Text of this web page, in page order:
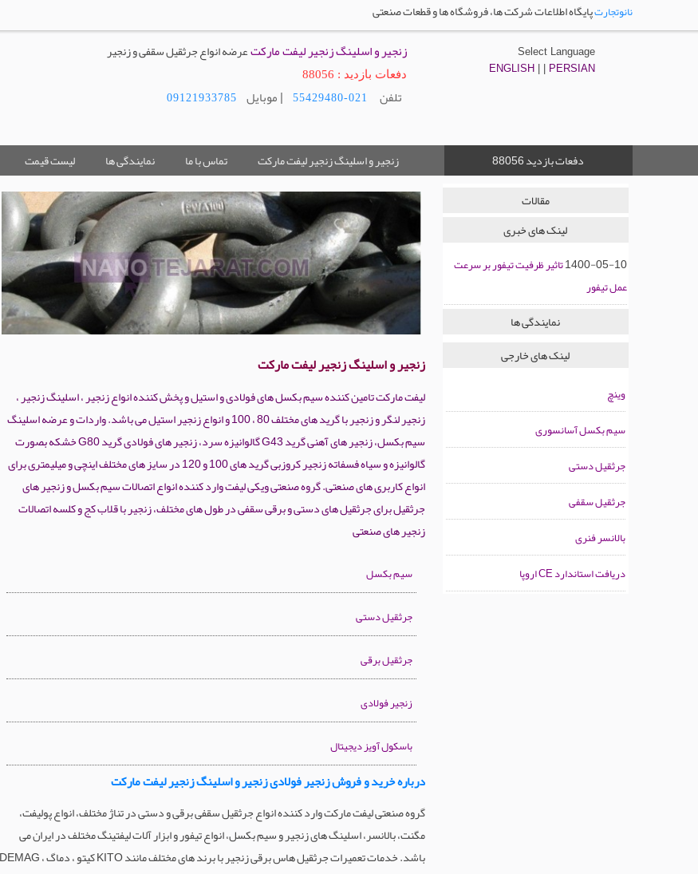
نانوتجارتپایگاه اطلاعات شرکت ها، فروشگاه ها و قطعات صنعتی
زنجیر و اسلینگ زنجیر لیفت مارکتعرضه انواع جرثقیل سقفی و زنجیر
دفعات بازدید : 88056
تلفن 021-55429480 | موبایل 09121933785
Select Language
ENGLISH
PERSIAN
زنجیر و اسلینگ زنجیر لیفت مارکت تماس با ما نمایندگی ها لیست قیمت دفعات بازدید 88056
زنجیر و اسلینگ زنجیر لیفت مارکت
لیفت مارکت تامین کننده سیم بکسل های فولادی و استیل و پخش کننده انواع زنجیر ، اسلینگ زنجیر ،
زنجیر لنگر و زنجیر با گرید های مختلف 80 ، 100 و انواع زنجیر استیل می باشد. واردات و عرضه اسلینگ
سیم بکسل، زنجیر های آهنی گرید G43 گالوانیزه سرد، زنجیر های فولادی گرید G80 خشکه بصورت
گالوانیزه و سیاه فسفاته زنجیر کروزبی گرید های 100 و 120 در سایز های مختلف اینچی و میلیمتری برای
انواع کاربری های صنعتی. گروه صنعتی ویکی لیفت وارد کننده انواع اتصالات سیم بکسل و زنجیر های
جرثقیل برای جرثقیل های دستی و برقی سقفی در طول های مختلف، زنجیر با قلاب کج و کلسه اتصالات
زنجیر های صنعتی
سیم بکسل
جرثقیل دستی
جرثقیل برقی
زنجیر فولادی
باسکول آویز دیجیتال
درباره خرید و فروش زنجیر فولادی زنجیر و اسلینگ زنجیر لیفت مارکت
گروه صنعتی لیفت مارکت وارد کننده انواع جرثقیل سقفی برقی و دستی در تناژ مختلف، انواع پولیفت،
مگنت، بالانسر، اسلینگ های زنجیر و سیم بکسل، انواع تیفور و ابزار آلات لیفتینگ مختلف در ایران می
باشد. خدمات تعمیرات جرثقیل هاس برقی زنجیر با برند های مختلف مانند KITO کیتو ، دماگ DEMAG ،
مقالات
لینک های خبری
1400-05-10تاثیر ظرفیت تیفور بر سرعت
عمل تیفور
نمایندگی ها
لینک های خارجی
وینچ
سیم بکسل آسانسوری
جرثقیل دستی
جرثقیل سقفی
بالانسر فنری
دریافت استاندارد CE اروپا